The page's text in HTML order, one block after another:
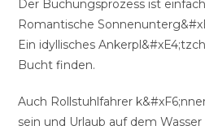
Der Buchungsprozess ist
Romantische
Ein idyllisches
Bucht finden.
Auch Rollstuhlfahrer
sein und Urlaub auf dem